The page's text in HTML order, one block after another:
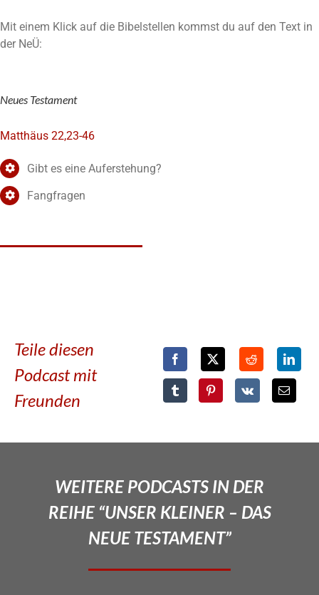
Mit einem Klick auf die Bibelstellen kommst du auf den Text in
der NeÜ:
Neues Testament
Matthäus 22,23-46
Gibt es eine Auferstehung?
Fangfragen
Teile diesen
Podcast mit
Freunden
WEITERE PODCASTS IN DER
REIHE “UNSER KLEINER – DAS
NEUE TESTAMENT”